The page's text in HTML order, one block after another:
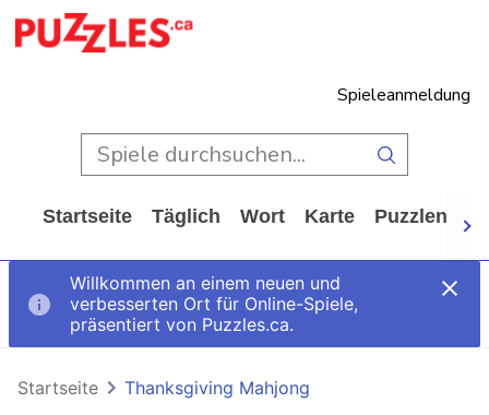
Spieleanmeldung
Startseite Täglich Wort Karte Puzzlen
Willkommen an einem neuen und
verbesserten Ort für Online-Spiele,
präsentiert von Puzzles.ca.
Startseite Thanksgiving Mahjong